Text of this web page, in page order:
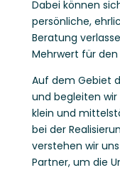
Dabei können
persönliche,
Beratung
Mehrwert für
Auf dem Gebiet
und begleiten
klein und
bei der
verstehen wir
Partner, um die